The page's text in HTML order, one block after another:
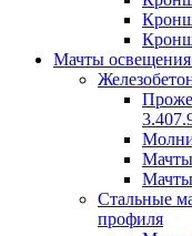
Мачты
Мачты
Мачты
Стальные
профиля